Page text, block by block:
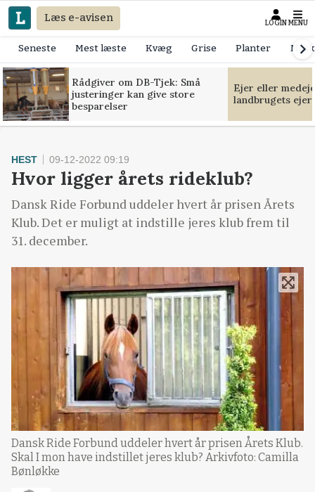
Læs e-avisen LOGIN MENU
Seneste Mest læste Kvæg Grise Planter
Rådgiver om DB-Tjek: Små
justeringer kan give store
besparelser
Ejer eller
landbrugets
HEST 09-12-2022 09:19
Hvor ligger årets rideklub?
Dansk Ride Forbund uddeler hvert år prisen Årets
Klub. Det er muligt at indstille jeres klub frem til
31. december.
Dansk Ride Forbund uddeler hvert år prisen Årets Klub.
Skal I mon have indstillet jeres klub? Arkivfoto: Camilla
Bønløkke